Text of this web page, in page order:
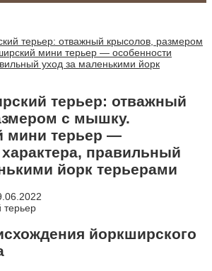
терьер: отважный крысолов, размером
мини терьер — особенности
уход за маленькими йорк
терьер: отважный
с мышку.
мини терьер —
правильный
йорк терьерами
йоркширского